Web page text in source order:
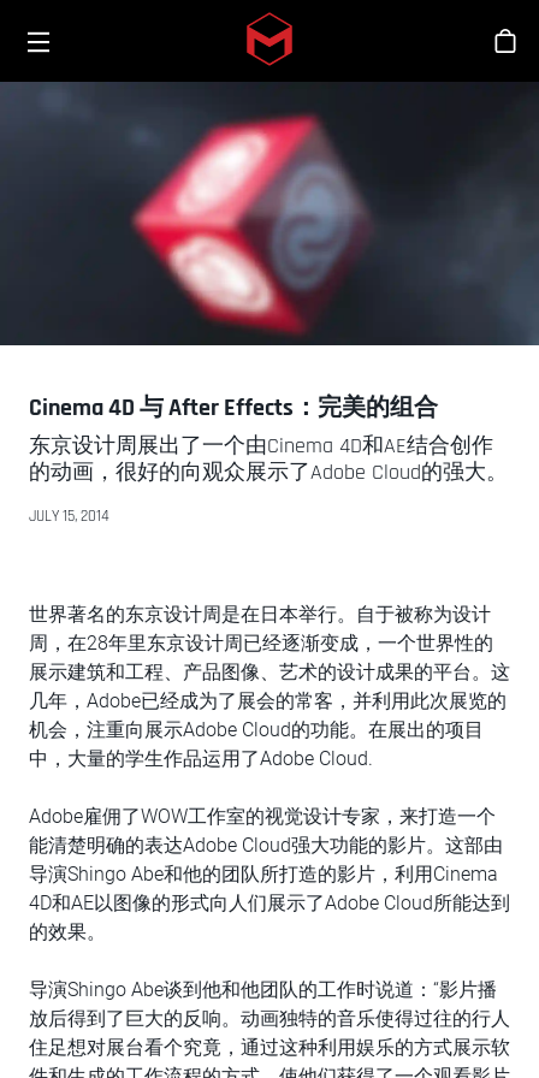
Skip to main content
商
Cinema 4D 与 After Effects：完美的组合
东京设计周展出了一个由Cinema 4D和AE结合创作
的动画，很好的向观众展示了Adobe Cloud的强大。
JULY 15, 2014
世界著名的东京设计周是在日本举行。自于被称为设计
周，在28年里东京设计周已经逐渐变成，一个世界性的
展示建筑和工程、产品图像、艺术的设计成果的平台。这
几年，Adobe已经成为了展会的常客，并利用此次展览的
机会，注重向展示Adobe Cloud的功能。在展出的项目
中，大量的学生作品运用了Adobe Cloud.
Adobe雇佣了WOW工作室的视觉设计专家，来打造一个
能清楚明确的表达Adobe Cloud强大功能的影片。这部由
导演Shingo Abe和他的团队所打造的影片，利用Cinema
4D和AE以图像的形式向人们展示了Adobe Cloud所能达到
的效果。
导演Shingo Abe谈到他和他团队的工作时说道：“影片播
放后得到了巨大的反响。动画独特的音乐使得过往的行人
住足想对展台看个究竟，通过这种利用娱乐的方式展示软